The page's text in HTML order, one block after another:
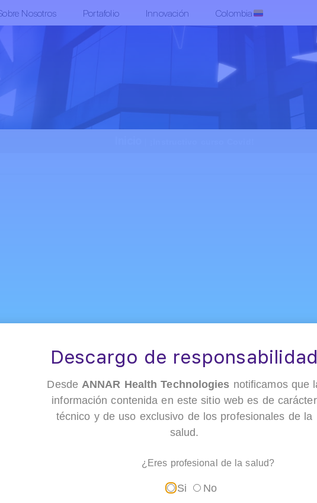
Nosotros Portafolio Innovación Colombia
Descargo de
Desde ANNAR Health Technologies notificamos que
información contenida en este sitio web es de carácter
técnico y de uso exclusivo de los profesionales de la
salud.
¿Eres profesional de la salud?
Si No